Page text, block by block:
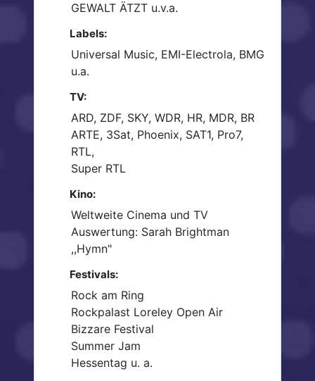
GEWALT ÄTZT u.v.a.
Labels:
Universal Music, EMI-Electrola, BMG
u.a.
TV:
ARD, ZDF, SKY, WDR, HR, MDR, BR
ARTE, 3Sat, Phoenix, SAT1, Pro7,
RTL,
Super RTL
Kino:
Weltweite Cinema und TV
Auswertung: Sarah Brightman
,,Hymn"
Festivals:
Rock am Ring
Rockpalast Loreley Open Air
Bizzare Festival
Summer Jam
Hessentag u. a.